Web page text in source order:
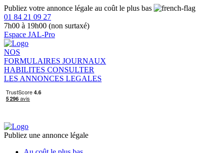
Publiez votre annonce légale au coût le plus bas
01 84 21 09 27
7h00 à 19h00 (non surtaxé)
Espace JAL-Pro
NOS
FORMULAIRES JOURNAUX
HABILITES CONSULTER
LES ANNONCES LEGALES
Publiez une annonce légale